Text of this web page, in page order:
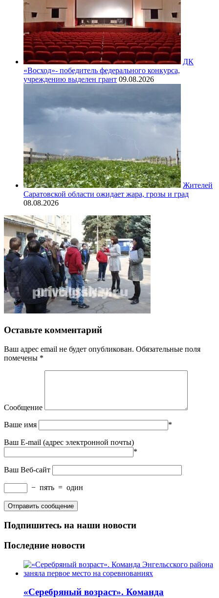
ДК
«Восход»- победитель федерального конкурса,
учреждению выделен грант 09.08.2026
Жителей
Саратовской области ожидает жара, грозы и град
08.08.2026
Оставьте комментарий
Ваш адрес email не будет опубликован. Обязательные поля
помечены *
Сообщение
Ваше имя *
Ваш E-mail (адрес электронной почты)
*
Ваш Веб-сайт
− пять = один
Подпишитесь на наши новости
Последние новости
«Серебряный возраст». Команда